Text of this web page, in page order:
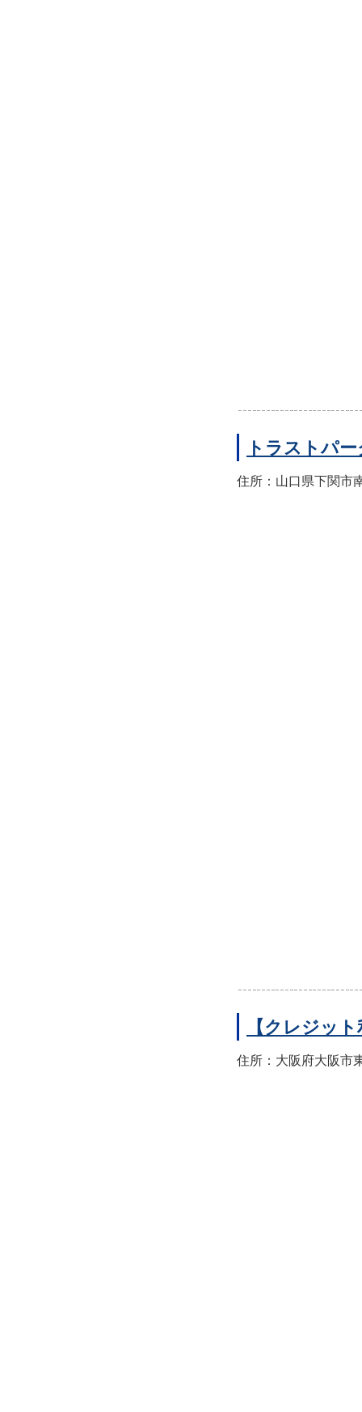
トラストパ
住所：山口県下関市
【クレジッ
住所：大阪府大阪市